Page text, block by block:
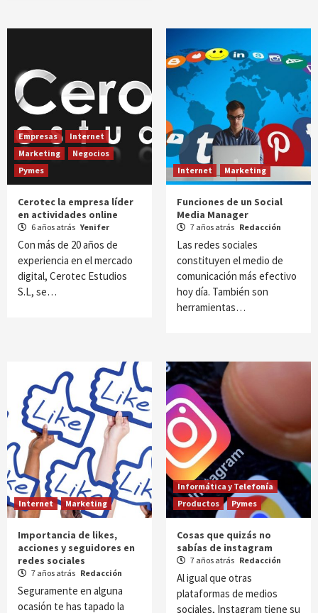
Empresas
Internet
Marketing
Negocios
Pymes
Cerotec la empresa líder
en actividades online
6 años atrás Yenifer
Con más de 20 años de
experiencia en el mercado
digital, Cerotec Estudios
S.L, se…
Internet Marketing
Funciones de un Social
Media Manager
7 años atrás Redacción
Las redes sociales
constituyen el medio de
comunicación más efectivo
hoy día. También son
herramientas…
Internet Marketing
Importancia de likes,
acciones y seguidores en
redes sociales
7 años atrás Redacción
Seguramente en alguna
ocasión te has tapado la
Informática y Telefonía
Productos
Pymes
Cosas que quizás no
sabías de instagram
7 años atrás Redacción
Al igual que otras
plataformas de medios
sociales, Instagram tiene su